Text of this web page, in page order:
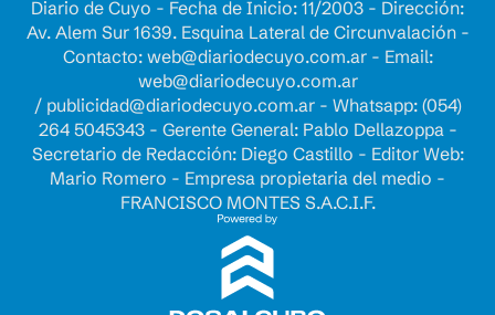
Diario de Cuyo - Fecha de Inicio: 11/2003 - Dirección:
Av. Alem Sur 1639. Esquina Lateral de Circunvalación -
Contacto: web@diariodecuyo.com.ar- Email:
web@diariodecuyo.com.ar
/ publicidad@diariodecuyo.com.ar- Whatsapp: (054)
264 5045343 - Gerente General: Pablo Dellazoppa -
Secretario de Redacción: Diego Castillo - Editor Web:
Mario Romero - Empresa propietaria del medio -
FRANCISCO MONTES S.A.C.I.F.